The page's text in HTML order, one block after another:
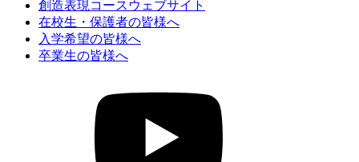
創造表現コースウェブサイト
在校生・保護者の皆様へ
入学希望の皆様へ
卒業生の皆様へ